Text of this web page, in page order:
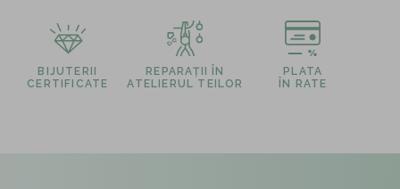
BIJUTERII
CERTIFICATE
REPARAȚII ÎN
ATELIERUL TEILOR
PLATA
ÎN RATE